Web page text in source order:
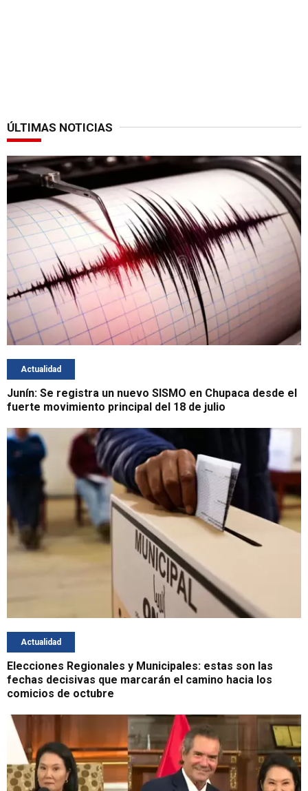
ÚLTIMAS NOTICIAS
Actualidad
Junín: Se registra un nuevo SISMO en Chupaca desde el
fuerte movimiento principal del 18 de julio
Actualidad
Elecciones Regionales y Municipales: estas son las
fechas decisivas que marcarán el camino hacia los
comicios de octubre